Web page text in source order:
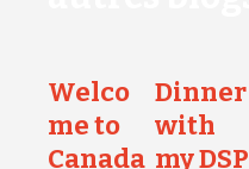
Welco
me to
Canada
Dinner
with
my DSP